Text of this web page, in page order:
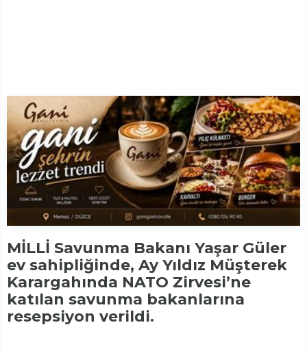
MİLLİ Savunma Bakanı Yaşar Güler
ev sahipliğinde, Ay Yıldız Müşterek
Karargahında NATO Zirvesi’ne
katılan savunma bakanlarına
resepsiyon verildi.